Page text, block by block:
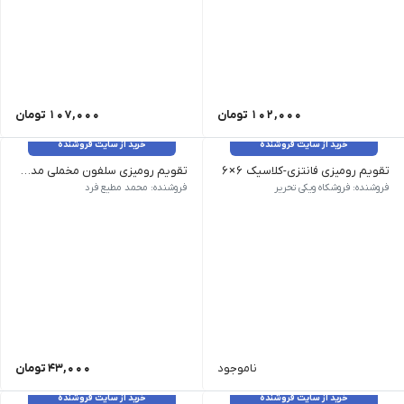
102,000 تومان 107,000 تومان
خرید از سایت فروشنده
تقویم رومیزی فانتزی-کلاسیک ۶×۶
وزن 10 گرم | نام محصول تقویم رومیزی فانتزی-کلاسیک 6×6| طرح رنگ فانتزی, کلاسیک
فروشنده: فروشکاه ویکی تحریر
ناموجود
خرید از سایت فروشنده
تقویم رومیزی سلفون مخملی مدل بلک برد 1404 سپهران کد 1309 ابعاد صفحات : 14 * 20| ابعاد پایه : 19 * 20 13 برگ همراه با نخست 250 گرم همراه با روکش سلفون مخملی و یووی شنی و |چاپ طلاکوب صفحات گلاسه 200 گرم خارجی هانسل| صحافی با مقوای استاندارد 2 میل و فنر 1 تکه
فروشنده: محمد مطیع فرد
43,000تومان
خرید از سایت فروشنده خرید از سایت فروشنده